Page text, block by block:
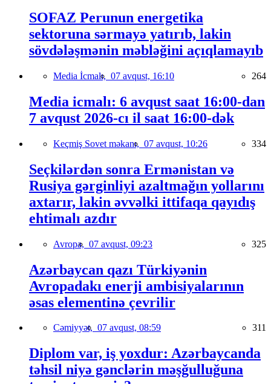
SOFAZ Perunun energetika
sektoruna sərmayə yatırıb, lakin
sövdələşmənin məbləğini açıqlamayıb
Media İcmalı, 07 avqust, 16:10 264
Media icmalı: 6 avqust saat 16:00-dan
7 avqust 2026-cı il saat 16:00-dək
Keçmiş Sovet məkanı, 07 avqust, 10:26 334
Seçkilərdən sonra Ermənistan və
Rusiya gərginliyi azaltmağın yollarını
axtarır, lakin əvvəlki ittifaqa qayıdış
ehtimalı azdır
Avropa, 07 avqust, 09:23 325
Azərbaycan qazı Türkiyənin
Avropadakı enerji ambisiyalarının
əsas elementinə çevrilir
Cəmiyyət, 07 avqust, 08:59 311
Diplom var, iş yoxdur: Azərbaycanda
təhsil niyə gənclərin məşğulluğuna